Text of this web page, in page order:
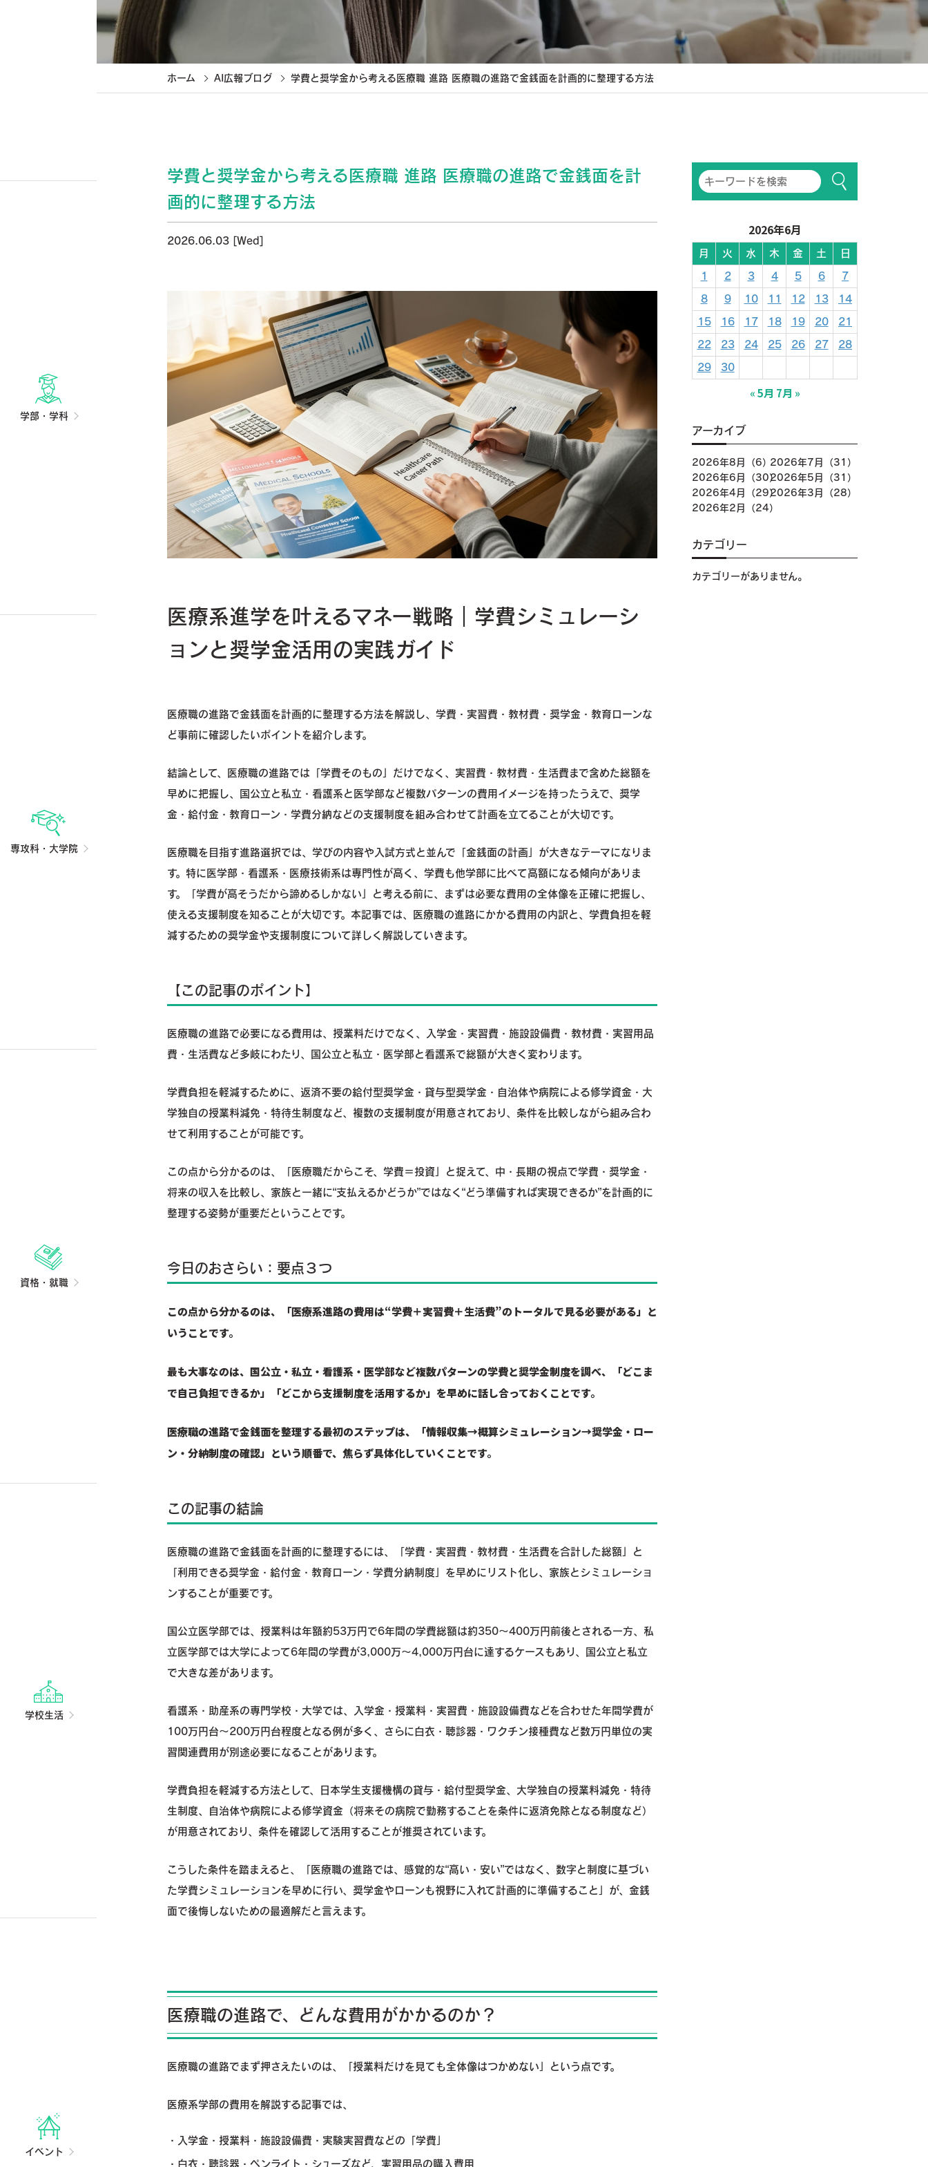
学部・学科
専攻科・大学院
資格・就職
学校生活
イベント
ホーム AI広報ブログ 学費と奨学金から考える医療職 進路 医療職の進路で金銭面を計画的に整理する方法
学費と奨学金から考える医療職 進路 医療職の進路で金銭面を計
画的に整理する方法
2026.06.03 [Wed]
医療系進学を叶えるマネー戦略｜学費シミュレーシ
ョンと奨学金活用の実践ガイド
医療職の進路で金銭面を計画的に整理する方法を解説し、学費・実習費・教材費・奨学金・教育ローンな
ど事前に確認したいポイントを紹介します。
結論として、医療職の進路では「学費そのもの」だけでなく、実習費・教材費・生活費まで含めた総額を
早めに把握し、国公立と私立・看護系と医学部など複数パターンの費用イメージを持ったうえで、奨学
金・給付金・教育ローン・学費分納などの支援制度を組み合わせて計画を立てることが大切です。
医療職を目指す進路選択では、学びの内容や入試方式と並んで「金銭面の計画」が大きなテーマになりま
す。特に医学部・看護系・医療技術系は専門性が高く、学費も他学部に比べて高額になる傾向がありま
す。「学費が高そうだから諦めるしかない」と考える前に、まずは必要な費用の全体像を正確に把握し、
使える支援制度を知ることが大切です。本記事では、医療職の進路にかかる費用の内訳と、学費負担を軽
減するための奨学金や支援制度について詳しく解説していきます。
【この記事のポイント】
医療職の進路で必要になる費用は、授業料だけでなく、入学金・実習費・施設設備費・教材費・実習用品
費・生活費など多岐にわたり、国公立と私立・医学部と看護系で総額が大きく変わります。
学費負担を軽減するために、返済不要の給付型奨学金・貸与型奨学金・自治体や病院による修学資金・大
学独自の授業料減免・特待生制度など、複数の支援制度が用意されており、条件を比較しながら組み合わ
せて利用することが可能です。
この点から分かるのは、「医療職だからこそ、学費＝投資」と捉えて、中・長期の視点で学費・奨学金・
将来の収入を比較し、家族と一緒に“支払えるかどうか”ではなく“どう準備すれば実現できるか”を計画的に
整理する姿勢が重要だということです。
今日のおさらい：要点３つ
この点から分かるのは、「医療系進路の費用は“学費＋実習費＋生活費”のトータルで見る必要がある」と
いうことです。
最も大事なのは、国公立・私立・看護系・医学部など複数パターンの学費と奨学金制度を調べ、「どこま
で自己負担できるか」「どこから支援制度を活用するか」を早めに話し合っておくことです。
医療職の進路で金銭面を整理する最初のステップは、「情報収集→概算シミュレーション→奨学金・ロー
ン・分納制度の確認」という順番で、焦らず具体化していくことです。
この記事の結論
医療職の進路で金銭面を計画的に整理するには、「学費・実習費・教材費・生活費を合計した総額」と
「利用できる奨学金・給付金・教育ローン・学費分納制度」を早めにリスト化し、家族とシミュレーショ
ンすることが重要です。
国公立医学部では、授業料は年額約53万円で6年間の学費総額は約350〜400万円前後とされる一方、私
立医学部では大学によって6年間の学費が3,000万〜4,000万円台に達するケースもあり、国公立と私立
で大きな差があります。
看護系・助産系の専門学校・大学では、入学金・授業料・実習費・施設設備費などを合わせた年間学費が
100万円台〜200万円台程度となる例が多く、さらに白衣・聴診器・ワクチン接種費など数万円単位の実
習関連費用が別途必要になることがあります。
学費負担を軽減する方法として、日本学生支援機構の貸与・給付型奨学金、大学独自の授業料減免・特待
生制度、自治体や病院による修学資金（将来その病院で勤務することを条件に返済免除となる制度など）
が用意されており、条件を確認して活用することが推奨されています。
こうした条件を踏まえると、「医療職の進路では、感覚的な“高い・安い”ではなく、数字と制度に基づい
た学費シミュレーションを早めに行い、奨学金やローンも視野に入れて計画的に準備すること」が、金銭
面で後悔しないための最適解だと言えます。
医療職の進路で、どんな費用がかかるのか？
医療職の進路でまず押さえたいのは、「授業料だけを見ても全体像はつかめない」という点です。
医療系学部の費用を解説する記事では、
入学金・授業料・施設設備費・実験実習費などの「学費」
白衣・聴診器・ペンライト・シューズなど、実習用品の購入費用
2026年6月
月 火 水 木 金 土 日
1 2 3 4 5 6 7
8 9 10 11 12 13 14
15 16 17 18 19 20 21
22 23 24 25 26 27 28
29 30
« 5月 7月 »
アーカイブ
2026年8月（6）2026年7月（31）
2026年6月（30）2026年5月（31）
2026年4月（29）2026年3月（28）
2026年2月（24）
カテゴリー
カテゴリーがありません。